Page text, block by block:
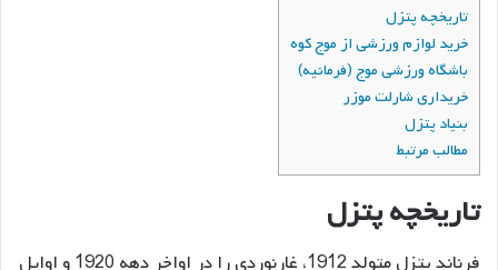
تاریخچه پتزل
خرید لوازم ورزشی از موج کوه
باشگاه ورزشی موج (فرمانیه)
خریداری شارلت موزر
بنیاد پتزل
مطالب مرتبط
تاریخچه پتزل
فرناند پتزل متولد 1912، غارنوردی را در اواخر دهه 1920 و اوایل